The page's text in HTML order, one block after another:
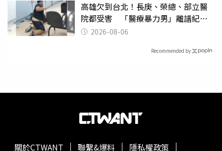
高雄欠到台北！長庚、榮總、部立醫
院都受害 「醫療暴力男」離譜紀錄
曝光2026-08-06
Recommended by
關於CTWANT 聯繫&爆料 隱私權政策